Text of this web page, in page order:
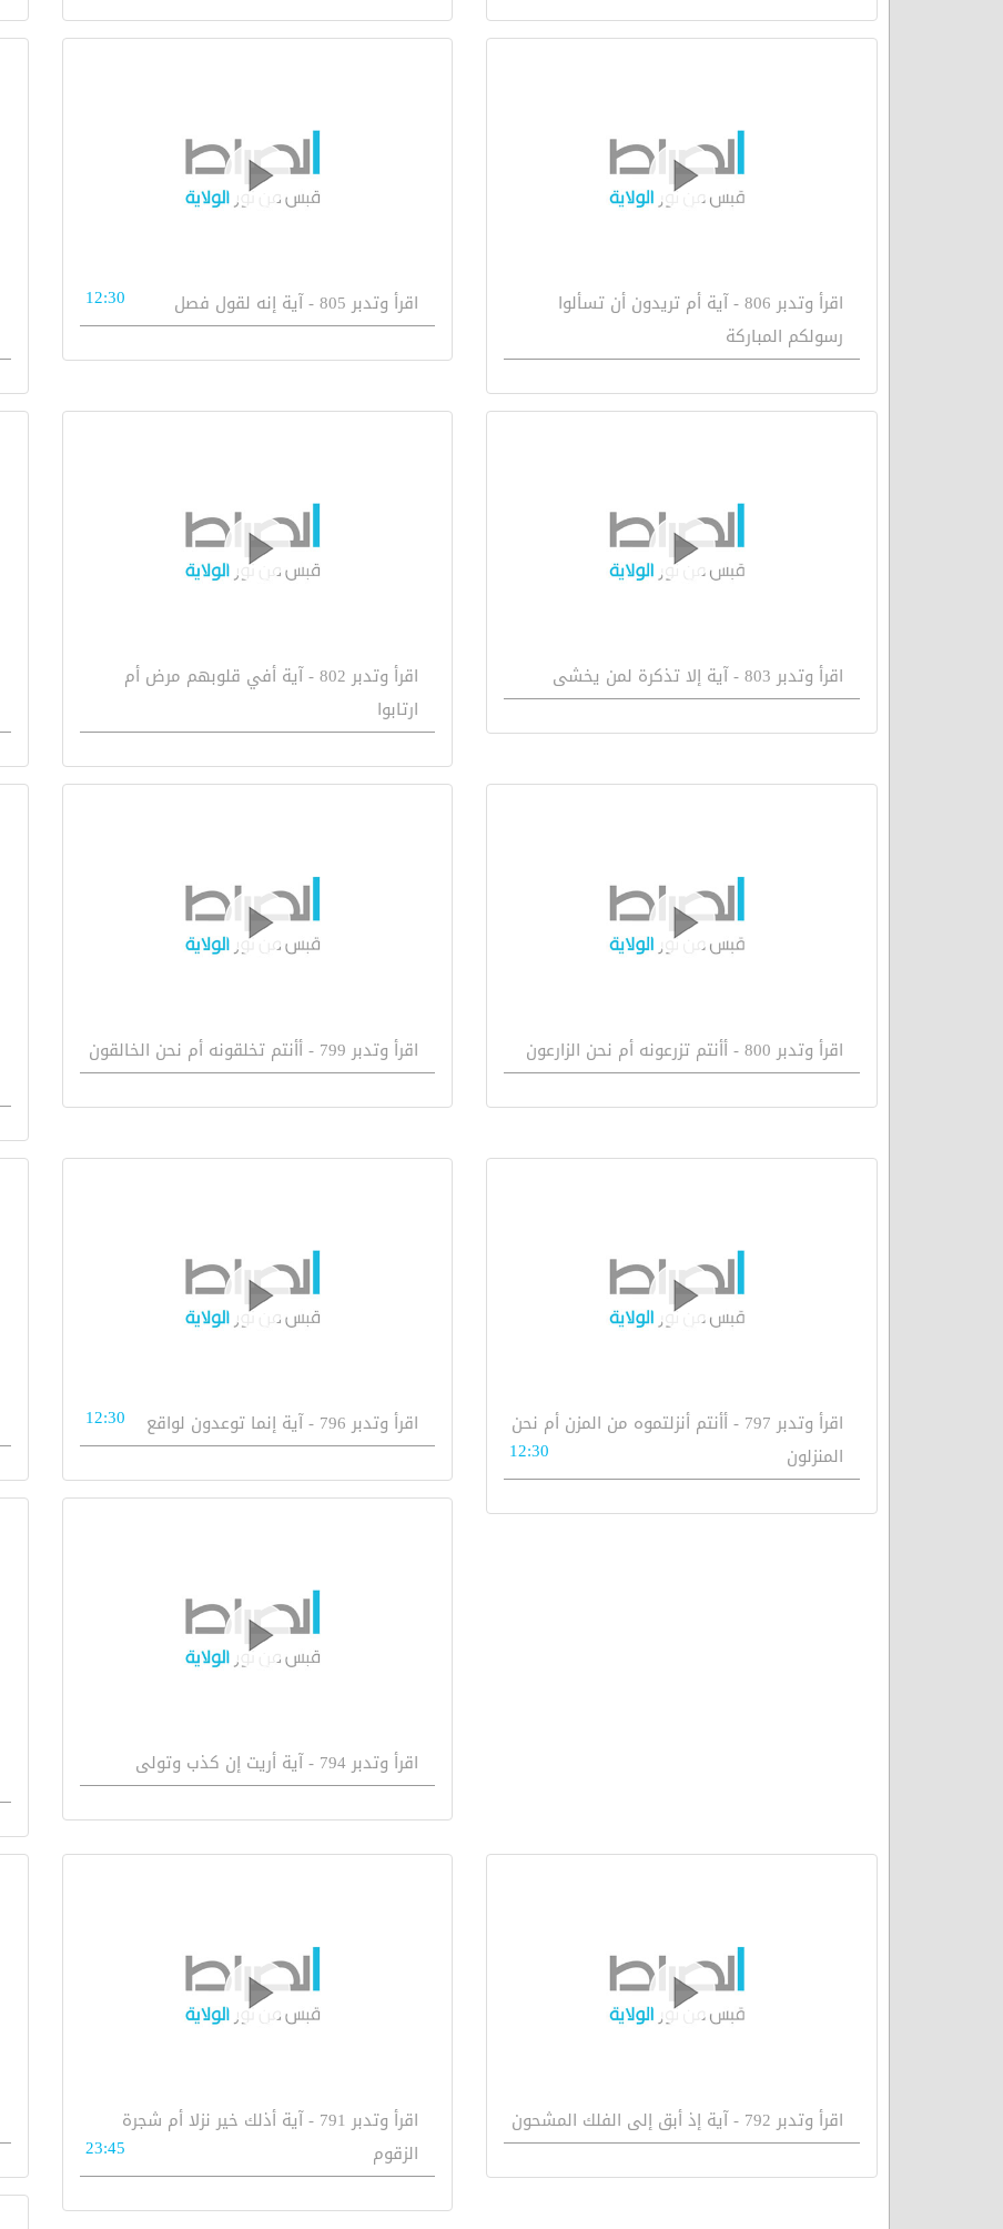
اقرأ وتدبر 806 - آية أم تريدون أن تسألوا
رسولكم المباركة
اقرأ وتدبر 805 - آية إنه لقول فصل 12:30
اقرأ وتدبر 803 - آية إلا تذكرة لمن يخشى
اقرأ وتدبر 802 - آية أفي قلوبهم مرض أم
ارتابوا
اقرأ وتدبر 800 - أأنتم تزرعونه أم نحن الزارعون اقرأ وتدبر 799 - أأنتم تخلقونه أم نحن الخالقون
اقرأ وتدبر 797 - أأنتم أنزلتموه من المزن أم نحن
المنزلون
12:30
اقرأ وتدبر 796 - آية إنما توعدون لواقع 12:30
اقرأ وتدبر 794 - آية أريت إن كذب وتولى
اقرأ وتدبر 792 - آية إذ أبق إلى الفلك المشحون
اقرأ وتدبر 791 - آية أذلك خير نزلا أم شجرة
الزقوم
23:45